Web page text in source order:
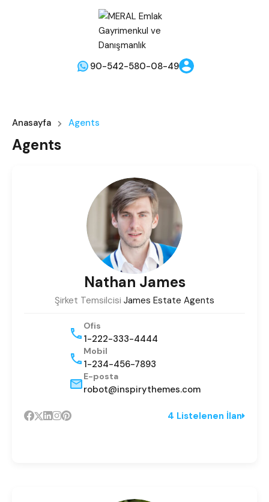
90-542-580-08-49
Anasayfa Agents
Agents
Nathan James
Şirket Temsilcisi James Estate Agents
Ofis
1-222-333-4444
Mobil
1-234-456-7893
E-posta
robot@inspirythemes.com
4 Listelenen İlan